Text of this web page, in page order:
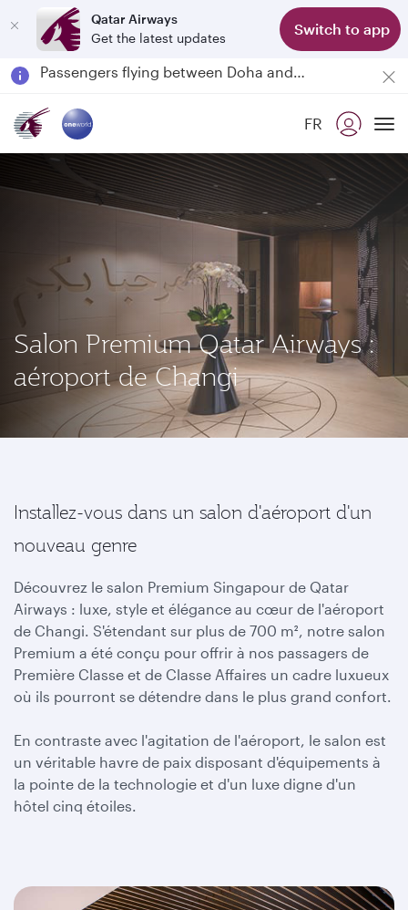
Qatar Airways
Get the latest updates
Switch to app
Passengers flying between Doha and Auckland on QR914 and QR915
18 June 2026: Updates on Travelling with Power Banks
FR
Salon Premium Qatar Airways :
aéroport de Changi
Installez-vous dans un salon d'aéroport d'un
nouveau genre
Découvrez le salon Premium Singapour de Qatar
Airways : luxe, style et élégance au cœur de l'aéroport
de Changi. S'étendant sur plus de 700 m², notre salon
Premium a été conçu pour offrir à nos passagers de
Première Classe et de Classe Affaires un cadre luxueux
où ils pourront se détendre dans le plus grand confort.
En contraste avec l'agitation de l'aéroport, le salon est
un véritable havre de paix disposant d'équipements à
la pointe de la technologie et d'un luxe digne d'un
hôtel cinq étoiles.